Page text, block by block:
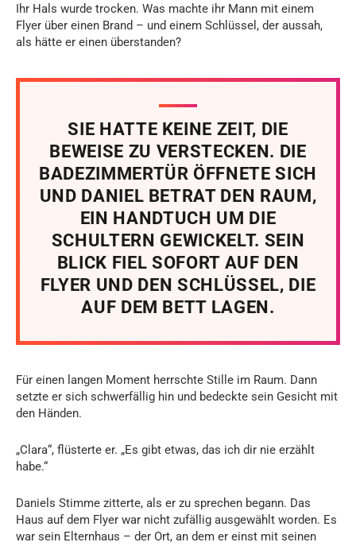
Ihr Hals wurde trocken. Was machte ihr Mann mit einem
Flyer über einen Brand – und einem Schlüssel, der aussah,
als hätte er einen überstanden?
SIE HATTE KEINE ZEIT, DIE
BEWEISE ZU VERSTECKEN. DIE
BADEZIMMERTÜR ÖFFNETE SICH
UND DANIEL BETRAT DEN RAUM,
EIN HANDTUCH UM DIE
SCHULTERN GEWICKELT. SEIN
BLICK FIEL SOFORT AUF DEN
FLYER UND DEN SCHLÜSSEL, DIE
AUF DEM BETT LAGEN.
Für einen langen Moment herrschte Stille im Raum. Dann
setzte er sich schwerfällig hin und bedeckte sein Gesicht mit
den Händen.
„Clara“, flüsterte er. „Es gibt etwas, das ich dir nie erzählt
habe.“
Daniels Stimme zitterte, als er zu sprechen begann. Das
Haus auf dem Flyer war nicht zufällig ausgewählt worden. Es
war sein Elternhaus – der Ort, an dem er einst mit seinen